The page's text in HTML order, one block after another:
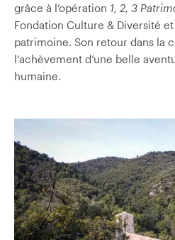
grâce à l’opération 1, 2, 3
Fondation Culture & Diversité
patrimoine. Son retour dans la
l’achèvement d’une belle
humaine.